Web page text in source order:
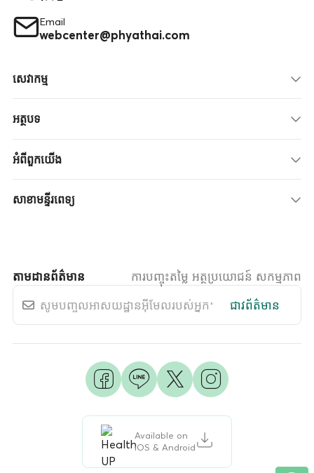
Email
webcenter@phyathai.com
សេវាកម្ម
អត្ថបទ
អំពីពួកយើង
សាខាមន្ទីរពេទ្យ
Available on
iOS & Android
តាមដានព័ត៌មាន
ការបញ្ចុះតម្លៃ អត្ថប្រយោជន៍ សកម្មភាព
ជាវព័ត៌មាន